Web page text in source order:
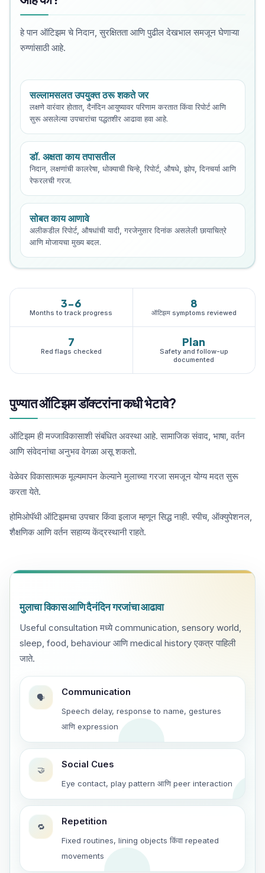
हे पान ऑटिझम चे निदान, सुरक्षितता आणि पुढील देखभाल समजून घेणाऱ्या
रुग्णांसाठी आहे.
सल्लामसलत उपयुक्त ठरू शकते जर
लक्षणे वारंवार होतात, दैनंदिन आयुष्यावर परिणाम करतात किंवा रिपोर्ट आणि
सुरू असलेल्या उपचारांचा पद्धतशीर आढावा हवा आहे.
डॉ. अक्षता काय तपासतील
निदान, लक्षणांची कालरेषा, धोक्याची चिन्हे, रिपोर्ट, औषधे, झोप, दिनचर्या आणि
रेफरलची गरज.
सोबत काय आणावे
अलीकडील रिपोर्ट, औषधांची यादी, गरजेनुसार दिनांक असलेली छायाचित्रे
आणि मोजायचा मुख्य बदल.
3-6
Months to track progress
8
ऑटिझम symptoms reviewed
7
Red flags checked
Plan
Safety and follow-up
documented
पुण्यात ऑटिझम डॉक्टरांना कधी भेटावे?
ऑटिझम ही मज्जाविकासाशी संबंधित अवस्था आहे. सामाजिक संवाद, भाषा, वर्तन
आणि संवेदनांचा अनुभव वेगळा असू शकतो.
वेळेवर विकासात्मक मूल्यमापन केल्याने मुलाच्या गरजा समजून योग्य मदत सुरू
करता येते.
होमिओपॅथी ऑटिझमचा उपचार किंवा इलाज म्हणून सिद्ध नाही. स्पीच, ऑक्युपेशनल,
शैक्षणिक आणि वर्तन सहाय्य केंद्रस्थानी राहते.
मुलाचा विकास आणि दैनंदिन गरजांचा आढावा
Useful consultation मध्ये communication, sensory world,
sleep, food, behaviour आणि medical history एकत्र पाहिली
जाते.
🗣️ Communication
Speech delay, response to name, gestures
आणि expression
🤝 Social Cues
Eye contact, play pattern आणि peer interaction
🔁 Repetition
Fixed routines, lining objects किंवा repeated
movements